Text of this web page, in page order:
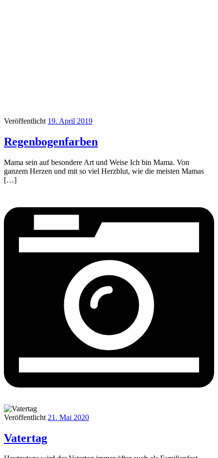
Veröffentlicht 19. April 2019
Regenbogenfarben
Mama sein auf besondere Art und Weise Ich bin Mama. Von
ganzem Herzen und mit so viel Herzblut, wie die meisten Mamas
[…]
Veröffentlicht 21. Mai 2020
Vatertag